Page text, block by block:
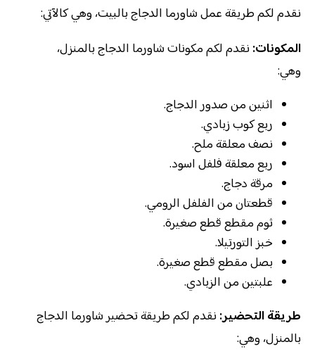
نقدم لكم طريقة عمل شاورما الدجاج بالبيت، وهي كالآتي:
المكونات: نقدم لكم مكونات شاورما الدجاج بالمنزل،
وهي:
اثنين من صدور الدجاج.
ربع كوب زبادي.
نصف معلقة ملح.
ربع معلقة فلفل اسود.
مرقة دجاج.
قطعتان من الفلفل الرومي.
ثوم مقطع قطع صغيرة.
خبز التورتيلا.
بصل مقطع قطع صغيرة.
علبتين من الزبادي.
طريقة التحضير: نقدم لكم طريقة تحضير شاورما الدجاج
بالمنزل، وهي: